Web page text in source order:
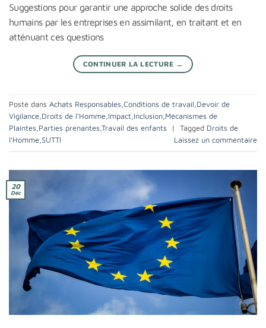
Suggestions pour garantir une approche solide des droits
humains par les entreprises en assimilant, en traitant et en
atténuant ces questions
CONTINUER LA LECTURE →
Posté dans Achats Responsables,Conditions de travail,Devoir de
Vigilance,Droits de l'Homme,Impact,Inclusion,Mécanismes de
Plaintes,Parties prenantes,Travail des enfants | Tagged Droits de
l’Homme,SUTTI Laissez un commentaire
20
Déc